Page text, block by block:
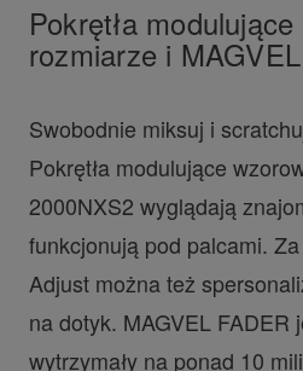
Pokrętła modulujące
rozmiarze i
Swobodnie miksuj i
Pokrętła modulujące
2000NXS2 wyglądają
funkcjonują pod palcami.
Adjust można też
na dotyk. MAGVEL FADER
wytrzymały na ponad 10